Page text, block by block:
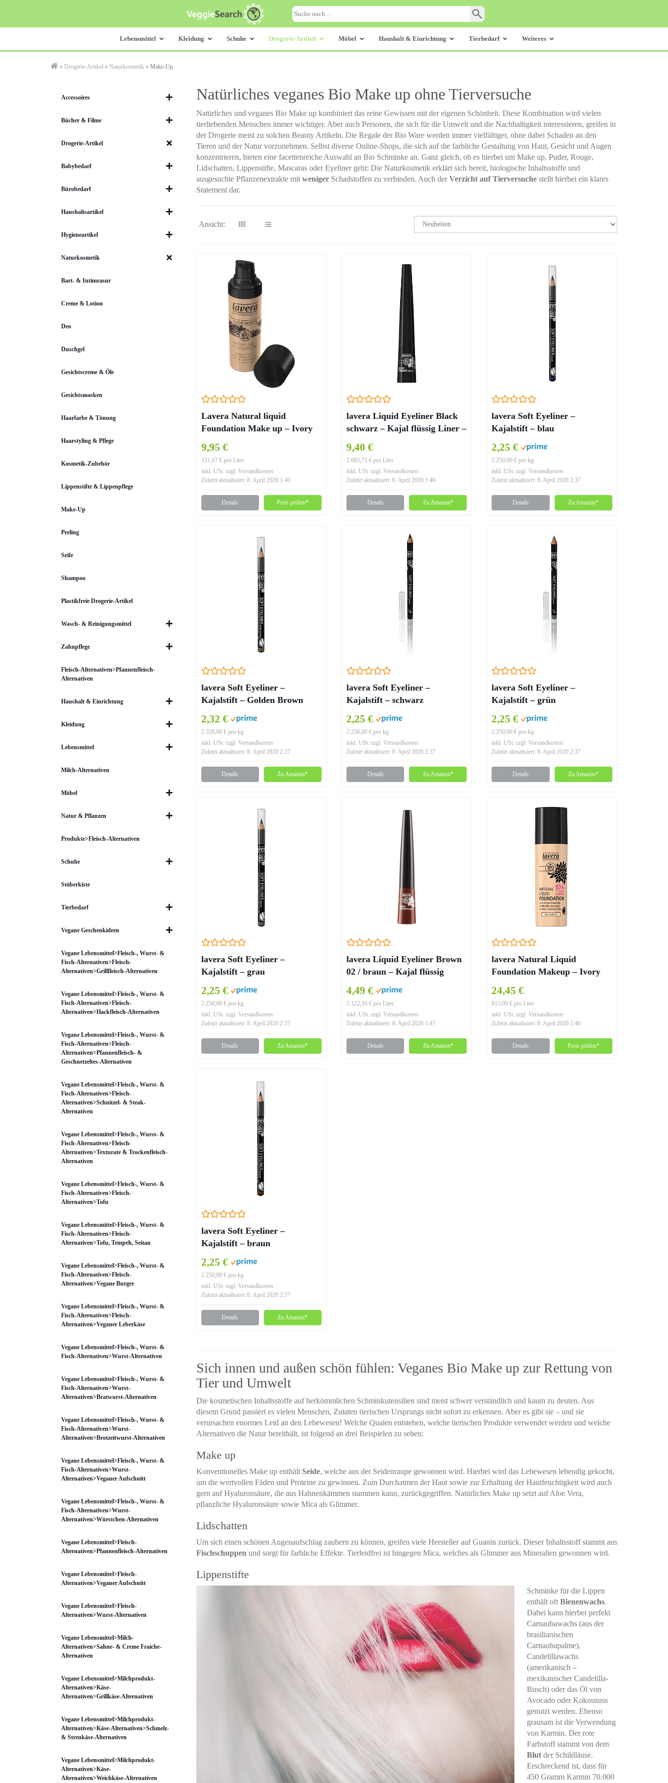
main
Lebensmittel Kleidung Schuhe Drogerie-Artikel Möbel Haushalt & Einrichtung Tierbedarf Weiteres
» Drogerie-Artikel » Naturkosmetik » Make-Up
Natürliches veganes Bio Make up ohne Tierversuche
Natürliches und veganes Bio Make up kombiniert das reine Gewissen mit der eigenen Schönheit. Diese Kombination wird vielen
tierliebenden Menschen immer wichtiger. Aber auch Personen, die sich für die Umwelt und die Nachhaltigkeit interessieren, greifen in
der Drogerie meist zu solchen Beauty Artikeln. Die Regale der Bio Ware werden immer vielfältiger, ohne dabei Schaden an den
Tieren und der Natur vorzunehmen. Selbst diverse Online-Shops, die sich auf die farbliche Gestaltung von Haut, Gesicht und Augen
konzentrieren, bieten eine facettenreiche Auswahl an Bio Schminke an. Ganz gleich, ob es hierbei um Make up, Puder, Rouge,
Lidschatten, Lippenstifte, Mascaras oder Eyeliner geht: Die Naturkosmetik erklärt sich bereit, biologische Inhaltsstoffe und
ausgesuchte Pflanzenextrakte mit wenigerSchadstoffen zu verbinden. Auch derVerzicht auf Tierversuchestellt hierbei ein klares
Statement dar.
Ansicht:
Lavera Natural liquid
Foundation Make up – Ivory
9,95 €
331,67 € pro Liter
inkl. USt. zzgl. Versandkosten
Zuletzt aktualisiert: 8. April 2020 1:46
Details Preis prüfen*
lavera Liquid Eyeliner Black
schwarz – Kajal flüssig Liner –
9,40 €
2.685,71 € pro Liter
inkl. USt. zzgl. Versandkosten
Zuletzt aktualisiert: 8. April 2020 1:46
Details Zu Amazon*
lavera Soft Eyeliner –
Kajalstift – blau
2,25 €
2.250,00 € pro kg
inkl. USt. zzgl. Versandkosten
Zuletzt aktualisiert: 8. April 2020 2:37
Details Zu Amazon*
lavera Soft Eyeliner –
Kajalstift – Golden Brown
2,32 €
2.320,00 € pro kg
inkl. USt. zzgl. Versandkosten
Zuletzt aktualisiert: 8. April 2020 2:37
Details Zu Amazon*
lavera Soft Eyeliner –
Kajalstift – schwarz
2,25 €
2.250,00 € pro kg
inkl. USt. zzgl. Versandkosten
Zuletzt aktualisiert: 8. April 2020 2:37
Details Zu Amazon*
lavera Soft Eyeliner –
Kajalstift – grün
2,25 €
2.250,00 € pro kg
inkl. USt. zzgl. Versandkosten
Zuletzt aktualisiert: 8. April 2020 2:37
Details Zu Amazon*
lavera Soft Eyeliner –
Kajalstift – grau
2,25 €
2.250,00 € pro kg
inkl. USt. zzgl. Versandkosten
Zuletzt aktualisiert: 8. April 2020 2:37
Details Zu Amazon*
lavera Liquid Eyeliner Brown
02 / braun – Kajal flüssig
4,49 €
1.122,50 € pro Liter
inkl. USt. zzgl. Versandkosten
Zuletzt aktualisiert: 8. April 2020 1:47
Details Zu Amazon*
lavera Natural Liquid
Foundation Makeup – Ivory
24,45 €
815,00 € pro Liter
inkl. USt. zzgl. Versandkosten
Zuletzt aktualisiert: 8. April 2020 1:46
Details Preis prüfen*
lavera Soft Eyeliner –
Kajalstift – braun
2,25 €
2.250,00 € pro kg
inkl. USt. zzgl. Versandkosten
Zuletzt aktualisiert: 8. April 2020 2:37
Details Zu Amazon*
Sich innen und außen schön fühlen: Veganes Bio Make up zur Rettung von
Tier und Umwelt
Die kosmetischen Inhaltsstoffe auf herkömmlichen Schminkutensilien sind meist schwer verständlich und kaum zu deuten. Aus
diesem Grund passiert es vielen Menschen, Zutaten tierischen Ursprungs nicht sofort zu erkennen. Aber es gibt sie – und sie
verursachen enormes Leid an den Lebewesen! Welche Qualen entstehen, welche tierischen Produkte verwendet werden und welche
Alternativen die Natur bereithält, ist folgend an drei Beispielen zu sehen:
Make up
Konventionelles Make up enthält Seide, welche aus der Seidenraupe gewonnen wird. Hierbei wird das Lebewesen lebendig gekocht,
um die wertvollen Fäden und Proteine zu gewinnen. Zum Durchatmen der Haut sowie zur Erhaltung der Hautfeuchtigkeit wird auch
gern auf Hyaluronsäure, die aus Hahnenkämmen stammen kann, zurückgegriffen. Natürliches Make up setzt auf Aloe Vera,
pflanzliche Hyaluronsäure sowie Mica als Glimmer.
Lidschatten
Um sich einen schönen Augenaufschlag zaubern zu können, greifen viele Hersteller auf Guanin zurück. Dieser Inhaltsstoff stammt aus
Fischschuppen und sorgt für farbliche Effekte. Tierleidfrei ist hingegen Mica, welches als Glimmer aus Mineralien gewonnen wird.
Lippenstifte
Schminke für die Lippen
enthält oft Bienenwachs.
Dabei kann hierbei perfekt
Carnaubawachs (aus der
brasilianischen
Carnaubapalme),
Candelillawachs
(amerikanisch –
mexikanischer Candelilla-
Busch) oder das Öl von
Avocado oder Kokosnuss
genutzt werden. Ebenso
grausam ist die Verwendung
von Karmin. Der rote
Farbstoff stammt von dem
Blutder Schildläuse.
Erschreckend ist, dass für
450 Gramm Karmin 70.000
Accessoires
Bücher & Filme
Drogerie-Artikel
Babybedarf
Bürobedarf
Haushaltsartikel
Hygieneartikel
Naturkosmetik
Bart- & Intimrasur
Creme & Lotion
Deo
Duschgel
Gesichtscreme & Öle
Gesichtsmasken
Haarfarbe & Tönung
Haarstyling & Pflege
Kosmetik-Zubehör
Lippenstifte & Lippenpflege
Make-Up
Peeling
Seife
Shampoo
Plastikfreie Drogerie-Artikel
Wasch- & Reinigungsmittel
Zahnpflege
Fleisch-Alternativen>Pfannenfleisch-
Alternativen
Haushalt & Einrichtung
Kleidung
Lebensmittel
Milch-Alternativen
Möbel
Natur & Pflanzen
Produkte>Fleisch-Alternativen
Schuhe
Stöberkiste
Tierbedarf
Vegane Geschenkideen
Vegane Lebensmittel>Fleisch-, Wurst- &
Fisch-Alternativen>Fleisch-
Alternativen>Grillfleisch-Alternativen
Vegane Lebensmittel>Fleisch-, Wurst- &
Fisch-Alternativen>Fleisch-
Alternativen>Hackfleisch-Alternativen
Vegane Lebensmittel>Fleisch-, Wurst- &
Fisch-Alternativen>Fleisch-
Alternativen>Pfannenfleisch- &
Geschnetzeltes-Alternativen
Vegane Lebensmittel>Fleisch-, Wurst- &
Fisch-Alternativen>Fleisch-
Alternativen>Schnitzel- & Steak-
Alternativen
Vegane Lebensmittel>Fleisch-, Wurst- &
Fisch-Alternativen>Fleisch-
Alternativen>Texturate & Trockenfleisch-
Alternativen
Vegane Lebensmittel>Fleisch-, Wurst- &
Fisch-Alternativen>Fleisch-
Alternativen>Tofu
Vegane Lebensmittel>Fleisch-, Wurst- &
Fisch-Alternativen>Fleisch-
Alternativen>Tofu, Tempeh, Seitan
Vegane Lebensmittel>Fleisch-, Wurst- &
Fisch-Alternativen>Fleisch-
Alternativen>Vegane Burger
Vegane Lebensmittel>Fleisch-, Wurst- &
Fisch-Alternativen>Fleisch-
Alternativen>Veganer Leberkäse
Vegane Lebensmittel>Fleisch-, Wurst- &
Fisch-Alternativen>Wurst-Alternativen
Vegane Lebensmittel>Fleisch-, Wurst- &
Fisch-Alternativen>Wurst-
Alternativen>Bratwurst-Alternativen
Vegane Lebensmittel>Fleisch-, Wurst- &
Fisch-Alternativen>Wurst-
Alternativen>Brotzeitwurst-Alternativen
Vegane Lebensmittel>Fleisch-, Wurst- &
Fisch-Alternativen>Wurst-
Alternativen>Veganer Aufschnitt
Vegane Lebensmittel>Fleisch-, Wurst- &
Fisch-Alternativen>Wurst-
Alternativen>Würstchen-Alternativen
Vegane Lebensmittel>Fleisch-
Alternativen>Pfannenfleisch-Alternativen
Vegane Lebensmittel>Fleisch-
Alternativen>Veganer Aufschnitt
Vegane Lebensmittel>Fleisch-
Alternativen>Wurst-Alternativen
Vegane Lebensmittel>Milch-
Alternativen>Sahne- & Creme Fraiche-
Alternativen
Vegane Lebensmittel>Milchprodukt-
Alternativen>Käse-
Alternativen>Grillkäse-Alternativen
Vegane Lebensmittel>Milchprodukt-
Alternativen>Käse-Alternativen>Schmelz-
& Streukäse-Alternativen
Vegane Lebensmittel>Milchprodukt-
Alternativen>Käse-
Alternativen>Weichkäse-Alternativen